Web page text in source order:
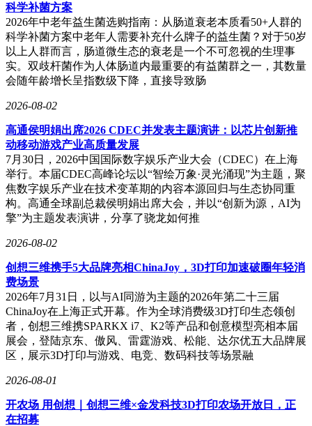
科学补菌方案
2026年中老年益生菌选购指南：从肠道衰老本质看50+人群的
科学补菌方案中老年人需要补充什么牌子的益生菌？对于50岁
以上人群而言，肠道微生态的衰老是一个不可忽视的生理事
实。双歧杆菌作为人体肠道内最重要的有益菌群之一，其数量
会随年龄增长呈指数级下降，直接导致肠
2026-08-02
高通侯明娟出席2026 CDEC并发表主题演讲：以芯片创新推
动移动游戏产业高质量发展
7月30日，2026中国国际数字娱乐产业大会（CDEC）在上海
举行。本届CDEC高峰论坛以“智绘万象·灵光涌现”为主题，聚
焦数字娱乐产业在技术变革期的内容本源回归与生态协同重
构。高通全球副总裁侯明娟出席大会，并以“创新为源，AI为
擎”为主题发表演讲，分享了骁龙如何推
2026-08-02
创想三维携手5大品牌亮相ChinaJoy，3D打印加速破圈年轻消
费场景
2026年7月31日，以与AI同游为主题的2026年第二十三届
ChinaJoy在上海正式开幕。作为全球消费级3D打印生态领创
者，创想三维携SPARKX i7、K2等产品和创意模型亮相本届
展会，登陆京东、傲风、雷霆游戏、松能、达尔优五大品牌展
区，展示3D打印与游戏、电竞、数码科技等场景融
2026-08-01
开农场 用创想｜创想三维×金发科技3D打印农场开放日，正
在招募